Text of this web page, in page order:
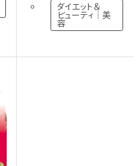
ダイエット＆
ビューティ｜美
容